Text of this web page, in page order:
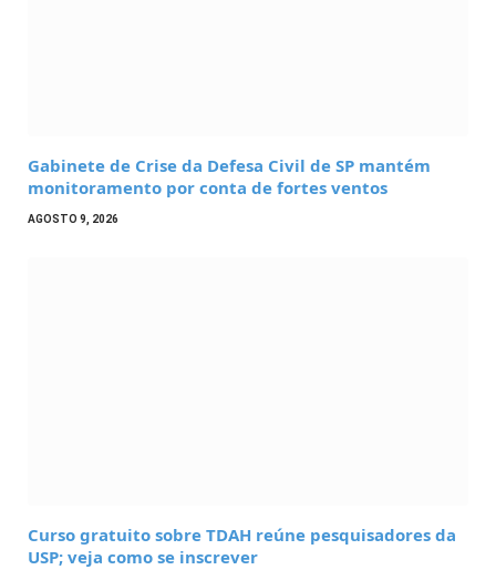
Gabinete de Crise da Defesa Civil de SP mantém
monitoramento por conta de fortes ventos
AGOSTO 9, 2026
Curso gratuito sobre TDAH reúne pesquisadores da
USP; veja como se inscrever